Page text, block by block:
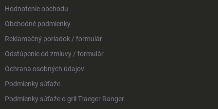
Hodnotenie obchodu
Obchodné podmienky
Reklamačný poriadok / formulár
Odstúpenie od zmluvy / formulár
Ochrana osobných údajov
Podmienky súťaže
Podmienky súťaže o gril Traeger Ranger